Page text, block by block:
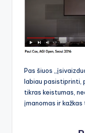
Pas šiuos
labiau pasistiprinti,
tikras keistumas,
įmanomas ir kažkas